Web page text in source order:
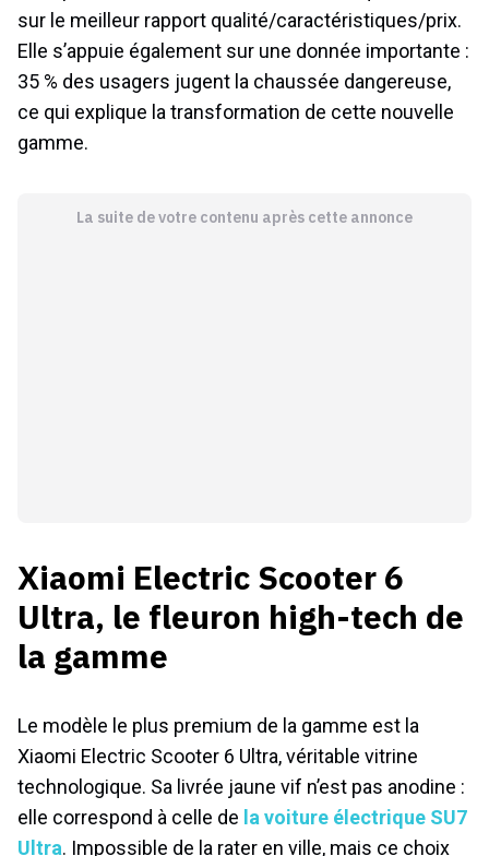
sur le meilleur rapport qualité/caractéristiques/prix.
Elle s’appuie également sur une donnée importante :
35 % des usagers jugent la chaussée dangereuse,
ce qui explique la transformation de cette nouvelle
gamme.
La suite de votre contenu après cette annonce
Xiaomi Electric Scooter 6
Ultra, le fleuron high-tech de
la gamme
Le modèle le plus premium de la gamme est la
Xiaomi Electric Scooter 6 Ultra, véritable vitrine
technologique. Sa livrée jaune vif n’est pas anodine :
elle correspond à celle de la voiture électrique SU7
Ultra . Impossible de la rater en ville, mais ce choix